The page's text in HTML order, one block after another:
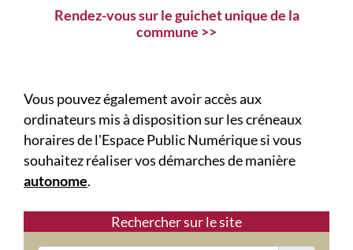
Rechercher sur le site
Rendez-vous sur le guichet unique de la
commune >>
Vous pouvez également avoir accès aux
ordinateurs mis à disposition sur les créneaux
horaires de l'Espace Public Numérique si vous
souhaitez réaliser vos démarches de manière
autonome.